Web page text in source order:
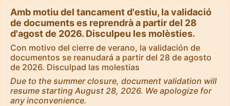
Amb motiu del tancament d'estiu, la validació
de documents es reprendrà a partir del 28
d'agost de 2026. Disculpeu les molèsties.
Con motivo del cierre de verano, la validación de
documentos se reanudará a partir del 28 de agosto
de 2026. Disculpad las molestias
Due to the summer closure, document validation will
resume starting August 28, 2026. We apologize for
any inconvenience.